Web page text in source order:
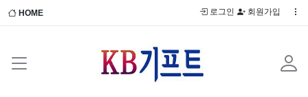
HOME 로그인 회원가입